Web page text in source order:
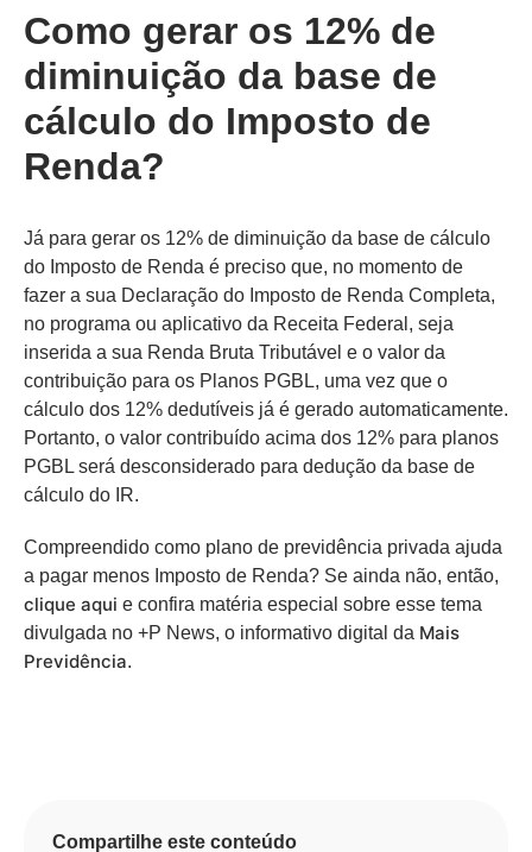
Como gerar os 12% de
diminuição da base de
cálculo do Imposto de
Renda?
Já para gerar os 12% de diminuição da base de cálculo
do Imposto de Renda é preciso que, no momento de
fazer a sua Declaração do Imposto de Renda Completa,
no programa ou aplicativo da Receita Federal, seja
inserida a sua Renda Bruta Tributável e o valor da
contribuição para os Planos PGBL, uma vez que o
cálculo dos 12% dedutíveis já é gerado automaticamente.
Portanto, o valor contribuído acima dos 12% para planos
PGBL será desconsiderado para dedução da base de
cálculo do IR.
Compreendido como plano de previdência privada ajuda
a pagar menos Imposto de Renda? Se ainda não, então,
clique aqui e confira matéria especial sobre esse tema
divulgada no +P News, o informativo digital da Mais
Previdência.
Compartilhe este conteúdo